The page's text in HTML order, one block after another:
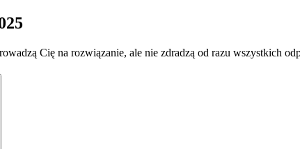
Cię na rozwiązanie, ale nie zdradzą od razu wszystkich